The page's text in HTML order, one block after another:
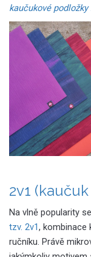
kaučukové
2v1
Na vlně popularity
tzv. 2v1, kombinace
ručníku. Právě